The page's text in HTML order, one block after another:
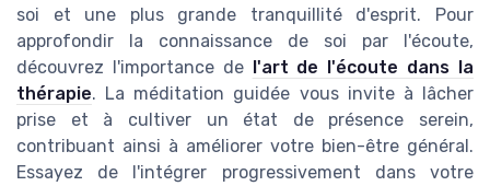
soi et une plus grande tranquillité d'esprit. Pour
approfondir la connaissance de soi par l'écoute,
découvrez l'importance de l'art de l'écoute dans la
thérapie. La méditation guidée vous invite à lâcher
prise et à cultiver un état de présence serein,
contribuant ainsi à améliorer votre bien-être général.
Essayez de l'intégrer progressivement dans votre